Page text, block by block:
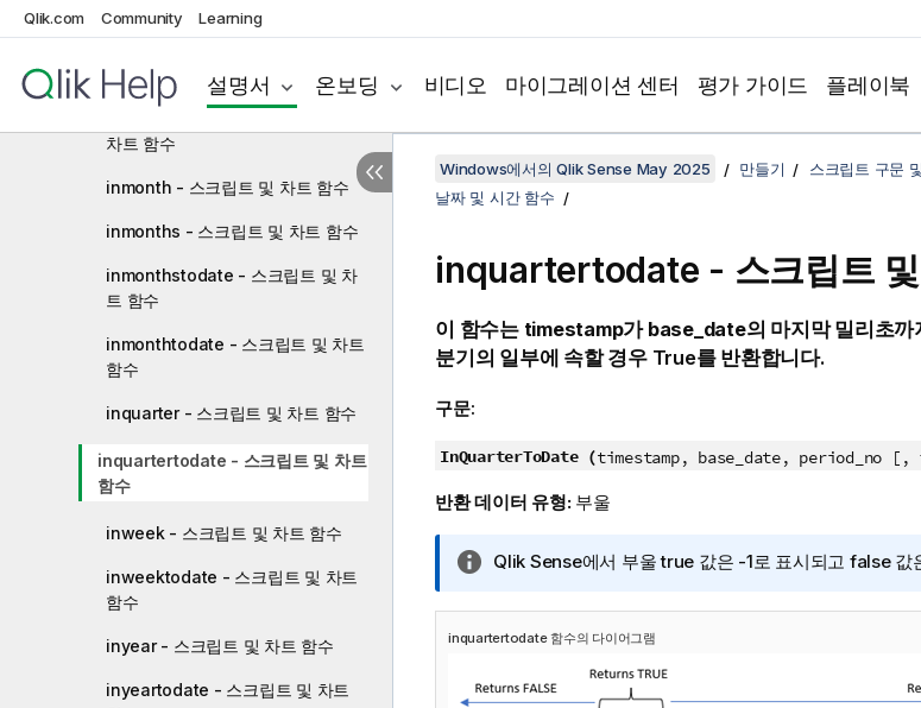
Qlik.com Community Learning
설명서 온보딩 비디오 마이그레이션 센터 평가 가이드 플레이북
수
차트 함수
inmonth - 스크립트 및 차트 함수
inmonths - 스크립트 및 차트 함수
inmonthstodate - 스크립트 및 차
트 함수
inmonthtodate - 스크립트 및 차트
함수
inquarter - 스크립트 및 차트 함수
inquartertodate - 스크립트 및 차트
함수
inweek - 스크립트 및 차트 함수
inweektodate - 스크립트 및 차트
함수
inyear - 스크립트 및 차트 함수
inyeartodate - 스크립트 및 차트
Windows에서의 Qlik Sense May 2025 만들기 스크립트 구문
날짜 및 시간 함수
inquartertodate - 스크립트
이 함수는 timestamp가 base_date의 마지막 밀리초까
분기의 일부에 속할 경우 True를 반환합니다.
구문:
InQuarterToDate (timestamp, base_date, period_no [,
반환 데이터 유형: 부울
정
메
모
Qlik Sense에서 부울 true 값은 -1로 표시되고 false 값
inquartertodate 함수의 다이어그램